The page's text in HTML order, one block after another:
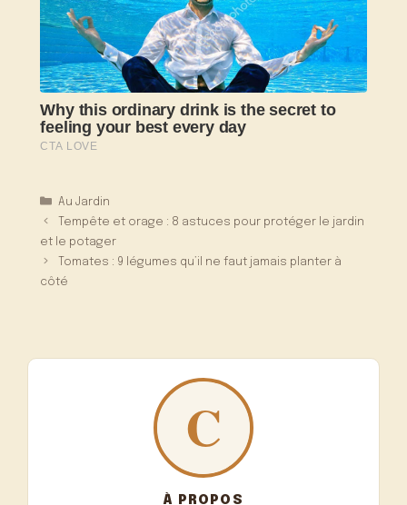
Catégories
Au Jardin
Tempête et orage : 8 astuces pour protéger le jardin
et le potager
Tomates : 9 légumes qu’il ne faut jamais planter à
côté
À PROPOS